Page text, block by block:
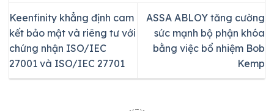
Keenfinity khẳng định cam
kết bảo mật và riêng tư với
chứng nhận ISO/IEC
27001 và ISO/IEC 27701
ASSA ABLOY tăng cường
sức mạnh bộ phận khóa
bằng việc bổ nhiệm Bob
Kemp